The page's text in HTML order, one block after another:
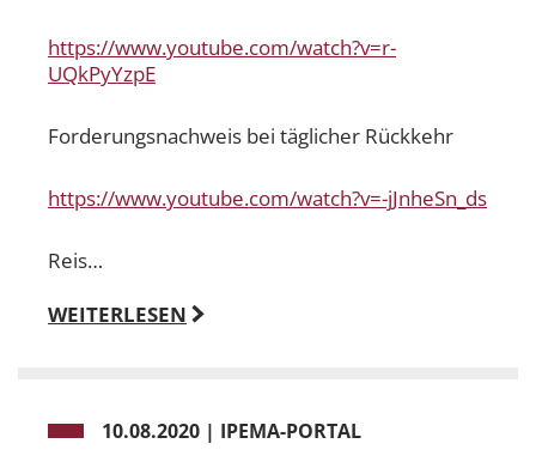
https://www.youtube.com/watch?v=r-
UQkPyYzpE
Forderungsnachweis bei täglicher Rückkehr
https://www.youtube.com/watch?v=-jJnheSn_ds
Reis…
WEITERLESEN
10.08.2020 | IPEMA-PORTAL